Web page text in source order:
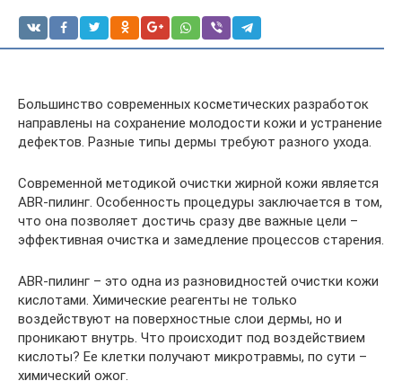
Большинство современных косметических разработок
направлены на сохранение молодости кожи и устранение
дефектов. Разные типы дермы требуют разного ухода.
Современной методикой очистки жирной кожи является
ABR-пилинг. Особенность процедуры заключается в том,
что она позволяет достичь сразу две важные цели –
эффективная очистка и замедление процессов старения.
ABR-пилинг – это одна из разновидностей очистки кожи
кислотами. Химические реагенты не только
воздействуют на поверхностные слои дермы, но и
проникают внутрь. Что происходит под воздействием
кислоты? Ее клетки получают микротравмы, по сути –
химический ожог.